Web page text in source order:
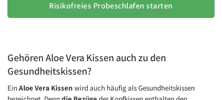
Risikofreies Probeschlafen starten
Gehören Aloe Vera Kissen auch zu den
Gesundheitskissen?
Ein Aloe Vera Kissen wird auch häufig als Gesundheitskissen